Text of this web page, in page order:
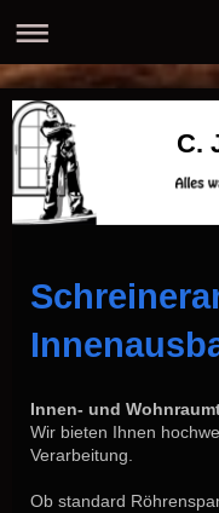
C.
Innen- und
Wir bieten Ihnen
Verarbeitung.
Ob standard